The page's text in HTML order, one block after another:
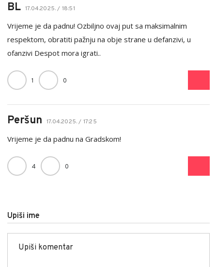
BL 17.04.2025. / 18:51
Vrijeme je da padnu! Ozbiljno ovaj put sa maksimalnim
respektom, obratiti pažnju na obje strane u defanzivi, u
ofanzivi Despot mora igrati..
1 0
Peršun 17.04.2025. / 17:25
Vrijeme je da padnu na Gradskom!
4 0
Upiši ime